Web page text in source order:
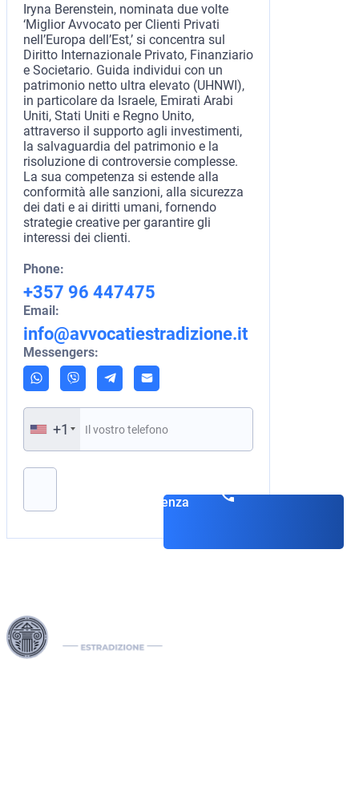
Iryna Berenstein, nominata due volte
‘Miglior Avvocato per Clienti Privati
nell’Europa dell’Est,’ si concentra sul
Diritto Internazionale Privato, Finanziario
e Societario. Guida individui con un
patrimonio netto ultra elevato (UHNWI),
in particolare da Israele, Emirati Arabi
Uniti, Stati Uniti e Regno Unito,
attraverso il supporto agli investimenti,
la salvaguardia del patrimonio e la
risoluzione di controversie complesse.
La sua competenza si estende alla
conformità alle sanzioni, alla sicurezza
dei dati e ai diritti umani, fornendo
strategie creative per garantire gli
interessi dei clienti.
Phone:
+357 96 447475
Email:
info@avvocatiestradizione.it
Messengers:
+1
consulenza